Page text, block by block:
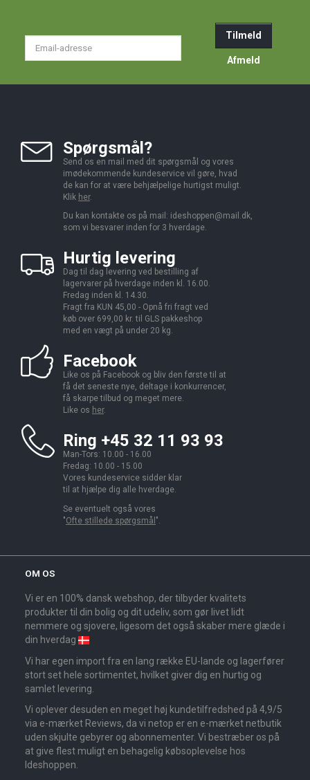
Tilmeld
Afmeld
Spørgsmål?
Send os en mail med dit spørgsmål og vores
imødekommende kundeservice vil gøre, hvad
de kan for at være behjælpelige hurtigst muligt.
Klik her.
Du kan kontakte os på mail: ideshoppen@mail.dk,
som vi besvarer inden for 3 hverdage.
Hurtig levering
Dag til dag levering ved bestilling af
lagervarer på hverdage inden kl. 16.00.
Fredag inden kl. 14.30.
Fragt fra KUN 45,00 - Opnå fri fragt ved
køb over 699,00 kr. til GLS pakkeshop
med en vægt på under 20 kg.
Facebook
Like os på Facebook og bliv den første til at
få det seneste nye, deltage i konkurrencer,
få skarpe tilbud og meget mere.
Like os her.
Ring +45 32 11 93 93
Man-Tors: 10.00 - 16.00
Fredag: 10.00 - 15.00
Vores kundeservice sidder klar
til at hjælpe dig alle hverdage.
Se eventuelt også vores
"Ofte stillede spørgsmål ".
OM OS
Vi er en 100% dansk webshop, der tilbyder kvalitets
produkter til din bolig og dit udeliv, som gør livet lidt
nemmere og sjovere, ligesom det også skaber mere glæde i
din hverdag
Vi har egen import fra en lang række EU-lande og lagerfører
stort set hele sortimentet, hvilket giver dig en hurtig og
samlet levering.
Vi oplever desuden en meget høj kundetilfredshed på 4,9/5
via e-mærket Reviews, da vi netop er en e-mærket netbutik
uden skjulte gebyrer og abonnementer. Vi bestræber os på
at give flest muligt en behagelig købsoplevelse hos
Ideshoppen.